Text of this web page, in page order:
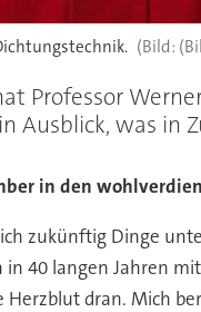
Professor
Ausblick, was
in den
zukünftig Dinge
40 langen Jahren
dran. Mich